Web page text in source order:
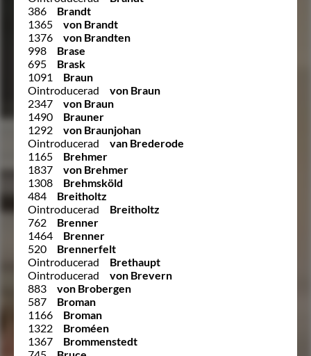
386
Brandt
1365
von Brandt
1376
von Brandten
998
Brase
695
Brask
1091
Braun
Ointroducerad
von Braun
2347
von Braun
1490
Brauner
1292
von Braunjohan
Ointroducerad
van Brederode
1165
Brehmer
1837
von Brehmer
1308
Brehmsköld
484
Breitholtz
Ointroducerad
Breitholtz
762
Brenner
1464
Brenner
520
Brennerfelt
Ointroducerad
Brethaupt
Ointroducerad
von Brevern
883
von Brobergen
587
Broman
1166
Broman
1322
Broméen
1367
Brommenstedt